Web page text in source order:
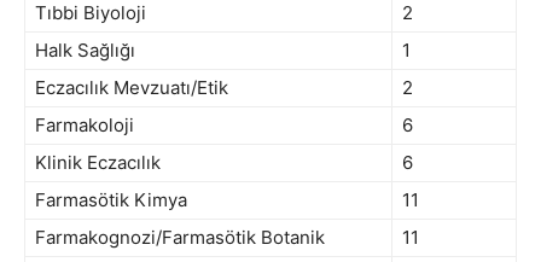
Tıbbi Biyoloji
2
Halk Sağlığı
1
Eczacılık Mevzuatı/Etik
2
Farmakoloji
6
Klinik Eczacılık
6
Farmasötik Kimya
11
Farmakognozi/Farmasötik Botanik
11